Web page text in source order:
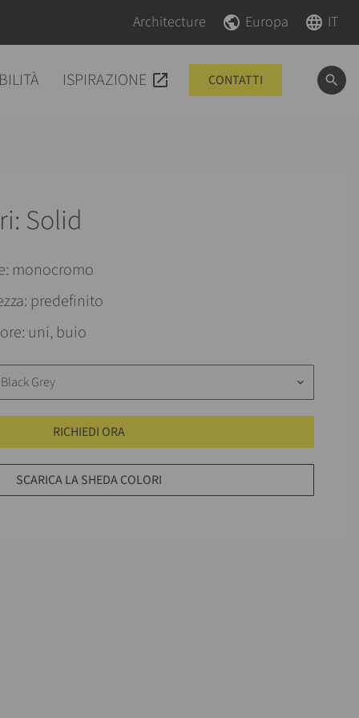
Salta la navigazione
Architecture Salta la navigazione Europa IT
ISPIRAZIONE CONTATTI
Solid
monocromo
predefinito
uni, buio
Grey keyboard_arrow_down
RICHIEDI ORA
SCARICA LA SHEDA COLORI